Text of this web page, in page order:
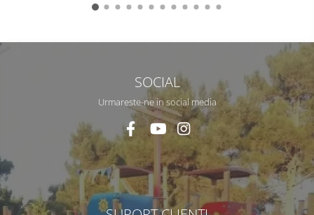
SOCIAL
Urmareste-ne in social media